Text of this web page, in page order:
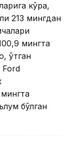
кўра,
213 мингдан
мингта
ўтган
Ford
бўлган